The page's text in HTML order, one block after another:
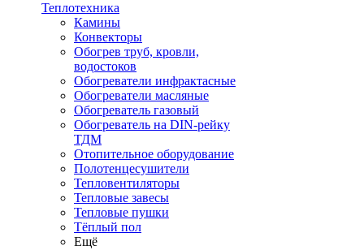
Теплотехника
Камины
Конвекторы
Обогрев труб, кровли,
водостоков
Обогреватели инфрактасные
Обогреватели масляные
Обогреватель газовый
Обогреватель на DIN-рейку
ТДМ
Отопительное оборудование
Полотенцесушители
Тепловентиляторы
Тепловые завесы
Тепловые пушки
Тёплый пол
Ещё